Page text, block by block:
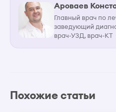
Ароваев
Главный врач по
заведующий
врач-УЗД, врач-КТ
Похожие статьи